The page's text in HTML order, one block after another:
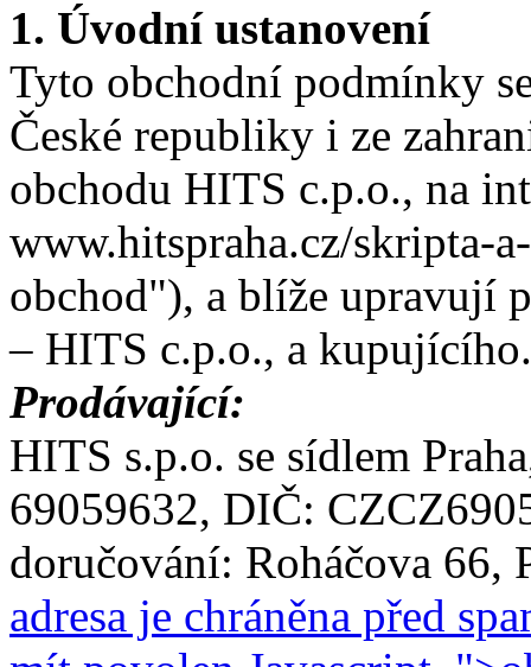
1. Úvodní ustanovení
Tyto obchodní podmínky
České republiky i ze
obchodu HITS c.p.o., na
www.hitspraha.cz/skripta-
obchod"), a blíže upravují
– HITS c.p.o., a kupujícího.
Prodávající:
HITS s.p.o. se sídlem
69059632, DIČ:
doručování: Roháčova 66,
adresa je chráněna před